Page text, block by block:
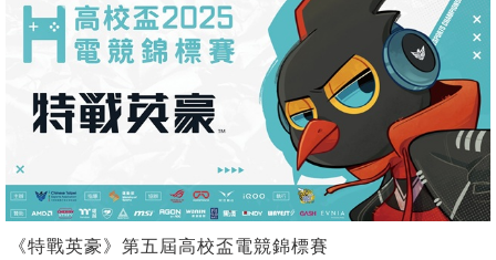
《特戰英豪》第五屆高校盃電競錦標賽